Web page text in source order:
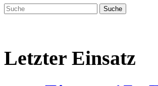
Letzter Einsatz